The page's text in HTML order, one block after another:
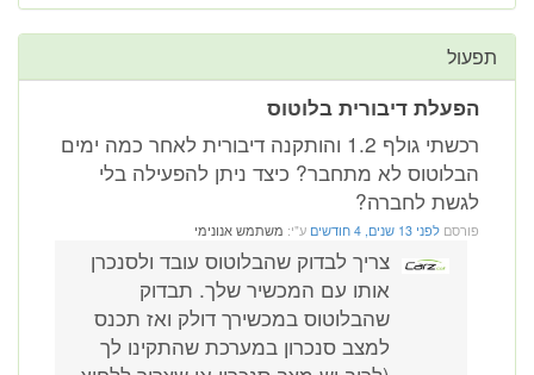
תפעול
הפעלת דיבורית בלוטוס
רכשתי גולף 1.2 והותקנה דיבורית לאחר כמה ימים
הבלוטוס לא מתחבר? כיצד ניתן להפעילה בלי
לגשת לחברה?
פורסם לפני 13 שנים, 4 חודשים ע"י: משתמש אנונימי
צריך לבדוק שהבלוטוס עובד ולסנכרן
אותו עם המכשיר שלך. תבדוק
שהבלוטוס במכשירך דולק ואז תכנס
למצב סנכרון במערכת שהתקינו לך